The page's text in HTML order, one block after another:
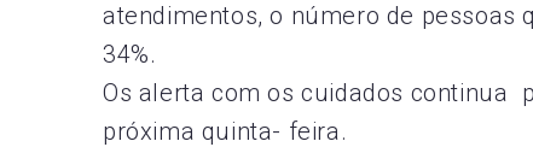
atendimentos, o número de pessoas
34%.
Os alerta com os cuidados continua
próxima quinta- feira.